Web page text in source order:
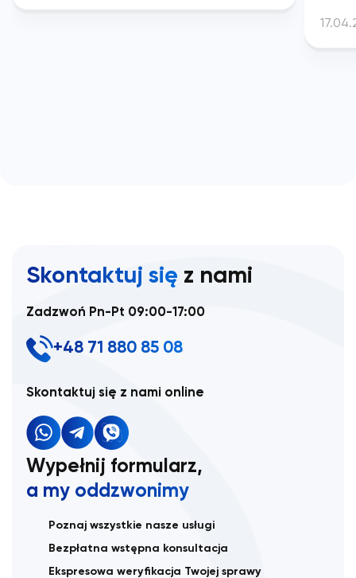
Skontaktuj się z nami
Zadzwoń Pn-Pt 09:00-17:00
+48 71 880 85 08
Skontaktuj się z nami online
Wypełnij formularz,
a my oddzwonimy
Poznaj wszystkie nasze usługi
Bezpłatna wstępna konsultacja
Ekspresowa weryfikacja Twojej sprawy